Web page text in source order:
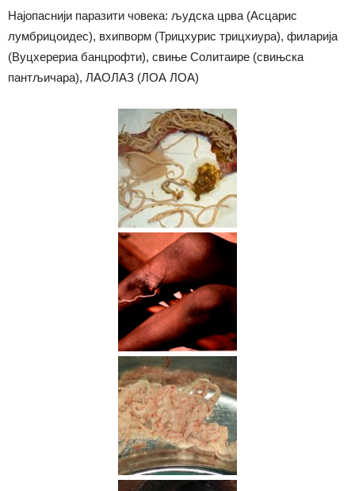
Најопаснији паразити човека: људска црва (Асцарис
лумбрицоидес), вхипворм (Трицхурис трицхиура), филарија
(Вуцхерериа банцрофти), свиње Солитаире (свињска
пантљичара), ЛАОЛАЗ (ЛОА ЛОА)